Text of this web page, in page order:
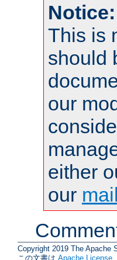
Notice:
This is
should
our
either
our
Copyright 2019 The Apache
この文書は Apache License,